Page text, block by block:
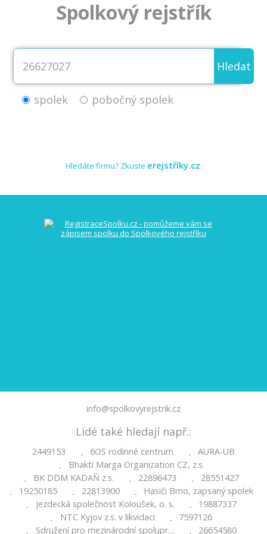
Spolkový rejstřík
Hledat
spolek pobočný spolek
Hledáte firmu? Zkuste erejstříky.cz.
info@spolkovyrejstrik.cz
Lidé také hledají např.:
2449153 - 6OS rodinné centrum -
AURA-UB
-
Bhakti Marga Organization CZ, z.s.
-
BK DDM KADAŇ z.s. - 22896473 -
28551427
-
19250185 - 22813900 -
Hasiči Brno, zapsaný spolek
-
Jezdecká společnost Koloušek, o. s. -
19887337
-
NTC Kyjov z.s. v likvidaci -
7597126
Sdružení pro mezinárodní spolupr… 26654580